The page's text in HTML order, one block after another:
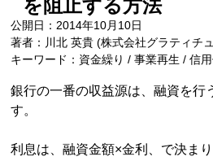
を阻止する方法
公開日：2014年10月10日
著者：川北 英貴 (株式会社グラティチ
キーワード：資金繰り / 事業再生 / 信
銀行の一番の収益源は、融資を行
す。
利息は、融資金額×金利、で決ま